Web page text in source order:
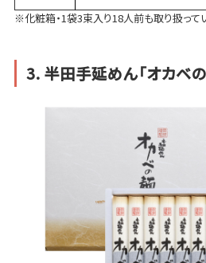
※化粧箱・1袋3束入り18人前も取り扱ってい
3. 半田手延めん「オカベ